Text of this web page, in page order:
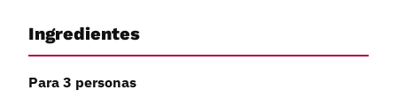
Ingredientes
Para 3 personas